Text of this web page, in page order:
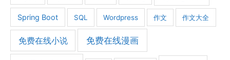
Spring Boot SQL Wordpress 作文 作文大全
免费在线小说 免费在线漫画